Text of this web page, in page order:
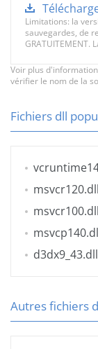
Limitations: la
sauvegardes, de
GRATUITEMENT.
Voir plus
vérifier le nom de la
Fichiers dll
msvcr120.dll
msvcr100.dll
d3dx9_43.dll
Autres fichiers